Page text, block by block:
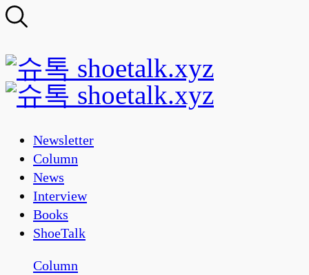
Newsletter
Column
News
Interview
Books
ShoeTalk
Column